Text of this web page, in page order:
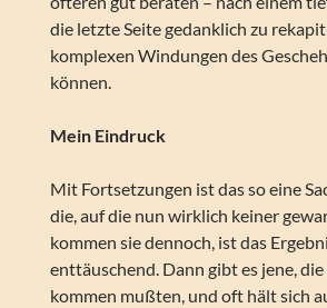
die letzte Seite gedanklich zu
komplexen Windungen des
können.
Mein Eindruck
Mit Fortsetzungen ist das so eine
die, auf die nun wirklich keiner
kommen sie dennoch, ist das
enttäuschend. Dann gibt es jene,
kommen mußten, und oft hält sich